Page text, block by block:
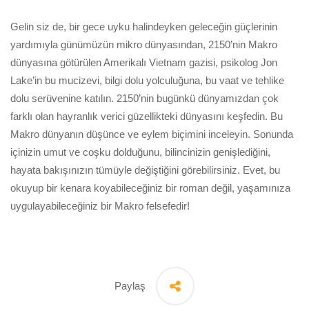
Gelin siz de, bir gece uyku halindeyken geleceğin güçlerinin
yardımıyla günümüzün mikro dünyasından, 2150’nin Makro
dünyasına götürülen Amerikalı Vietnam gazisi, psikolog Jon
Lake’in bu mucizevi, bilgi dolu yolculuğuna, bu vaat ve tehlike
dolu serüvenine katılın. 2150’nin bugünkü dünyamızdan çok
farklı olan hayranlık verici güzellikteki dünyasını keşfedin. Bu
Makro dünyanın düşünce ve eylem biçimini inceleyin. Sonunda
içinizin umut ve coşku dolduğunu, bilincinizin genişlediğini,
hayata bakışınızın tümüyle değiştiğini görebilirsiniz. Evet, bu
okuyup bir kenara koyabileceğiniz bir roman değil, yaşamınıza
uygulayabileceğiniz bir Makro felsefedir!
Paylaş